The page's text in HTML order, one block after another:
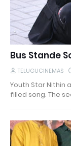
Bus Stande
TELUGUCINEMAS
Youth Star Nithin
filled song. The